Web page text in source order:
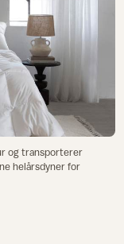
og transporterer
helårsdyner for